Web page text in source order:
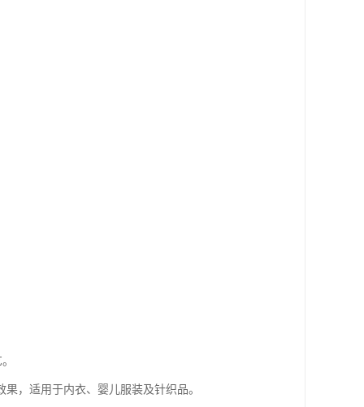
，适用于内衣、婴儿服装及针织品。